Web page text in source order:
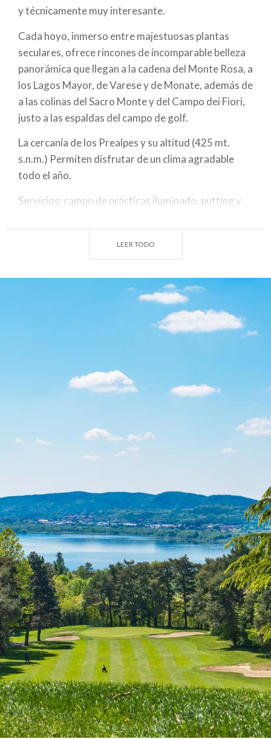
navegación
y técnicamente muy interesante.
Cada hoyo, inmerso entre majestuosas plantas
seculares, ofrece rincones de incomparable belleza
panorámica que llegan a la cadena del Monte Rosa, a
los Lagos Mayor, de Varese y de Monate, además de
a las colinas del Sacro Monte y del Campo dei Fiori,
justo a las espaldas del campo de golf.
La cercanía de los Prealpes y su altitud (425 mt.
s.n.m.) Permiten disfrutar de un clima agradable
todo el año.
Servicios: campo de prácticas iluminado, putting y
+39 0332 227394).
Año de Fundación: 1934
Día de cierre: lunes
LEER TODO